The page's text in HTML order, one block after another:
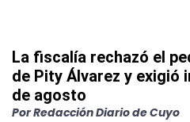
La fiscalía rechazó el
de Pity Álvarez y exigió
de agosto
PorRedacción Diario de Cuyo